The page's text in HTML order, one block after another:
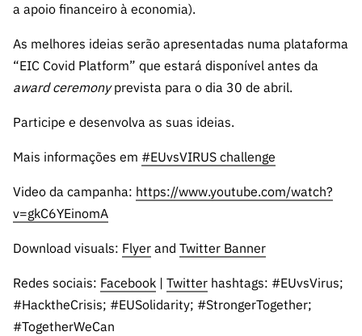
Apoios
PRR –
“Ciência +
Digital” e
ão”
a apoio financeiro à economia).
As melhores ideias serão apresentadas numa plataforma
“EIC Covid Platform” que estará disponível antes da
award ceremonyprevista para o dia 30 de abril.
Participe e desenvolva as suas ideias.
Mais informações em #EUvsVIRUS challenge
Video da campanha: https://www.youtube.com/watch?
v=gkC6YEinomA
Download visuals: Flyer and Twitter Banner
Redes sociais: Facebook | Twitter hashtags: #EUvsVirus;
#HacktheCrisis; #EUSolidarity; #StrongerTogether;
#TogetherWeCan